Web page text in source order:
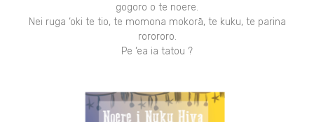
gogoro o te noere.
Nei ruga ‘oki te tio, te momona mokorā, te kuku, te parina
rorororo.
Pe ‘ea ia tatou ?